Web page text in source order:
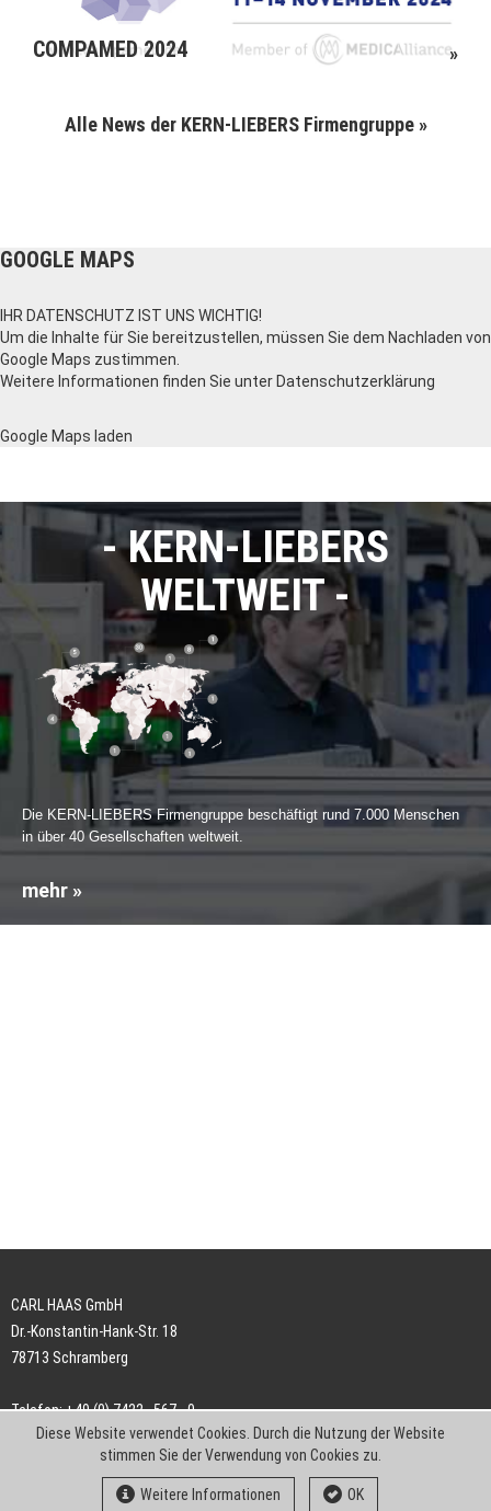
COMPAMED 2024 »
Alle News der KERN-LIEBERS Firmengruppe »
GOOGLE MAPS
IHR DATENSCHUTZ IST UNS WICHTIG!
Um die Inhalte für Sie bereitzustellen, müssen Sie dem Nachladen von
Google Maps zustimmen.
Weitere Informationen finden Sie unter Datenschutzerklärung
Google Maps laden
KERN-LIEBERS
WELTWEIT
Die KERN-LIEBERS Firmengruppe beschäftigt rund 7.000 Menschen
in über 40 Gesellschaften weltweit.
mehr »
CARL HAAS GmbH
Dr.-Konstantin-Hank-Str. 18
78713 Schramberg
Telefon: +49 (0) 7422 . 567 - 0
Telefax: +49 (0) 7422 . 567 - 239
info-ch@kern-liebers.com
Diese Website verwendet Cookies. Durch die Nutzung der Website
stimmen Sie der Verwendung von Cookies zu.
Weitere Informationen OK